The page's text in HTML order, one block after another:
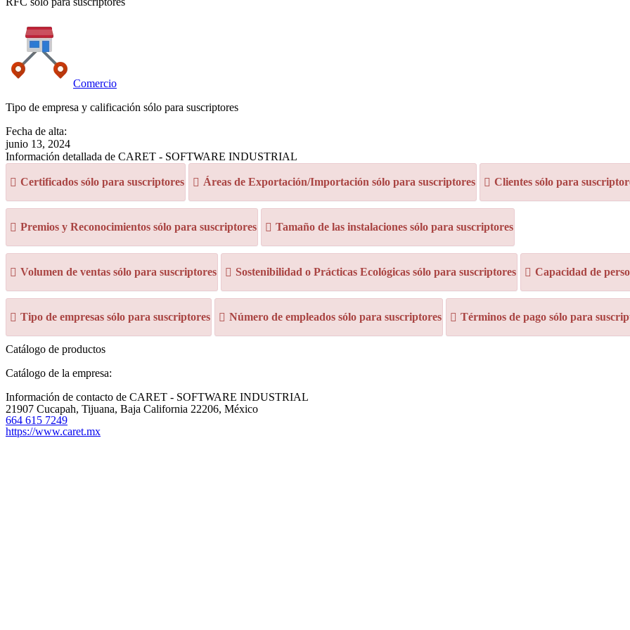
Comercio
Tipo de empresa y calificación sólo para suscriptores
Fecha de alta:
junio 13, 2024
Información detallada de CARET - SOFTWARE INDUSTRIAL
Certificados sólo para suscriptores Áreas de Exportación/Importación sólo para suscriptores Clientes sólo para
Premios y Reconocimientos sólo para suscriptores Tamaño de las instalaciones sólo para suscriptores
Volumen de ventas sólo para suscriptores Sostenibilidad o Prácticas Ecológicas sólo para suscriptores Capacidad de
Tipo de empresas sólo para suscriptores Número de empleados sólo para suscriptores Términos de pago sólo para
Catálogo de productos
Catálogo de la empresa:
Información de contacto de CARET - SOFTWARE INDUSTRIAL
21907 Cucapah, Tijuana, Baja California 22206, México
664 615 7249
https://www.caret.mx